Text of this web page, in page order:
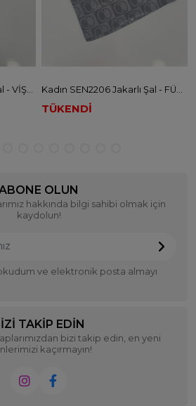
TÜKENDİ
OLUN
hakkında bilgi sahibi olmak için
kaydolun!
ve elektronik posta almayı
TAKIP EDIN
bizi takip edin, en yeni
kaçırmayın!